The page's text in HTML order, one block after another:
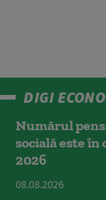
DIGI
Numărul
socială este
2026
08.08.2026